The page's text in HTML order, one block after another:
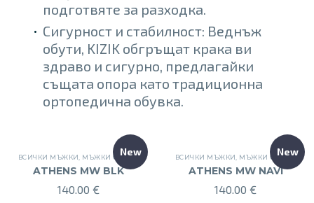
подготвяте за разходка.
Сигурност и стабилност: Веднъж
обути, KIZIK обгръщат крака ви
здраво и сигурно, предлагайки
същата опора като традиционна
ортопедична обувка.
New
ВСИЧКИ МЪЖКИ, МЪЖКИ ОБУВКИ МЪЖКИ СПОРТНИ ОБУВКИ,НОВИ МЪЖКИ
ATHENS MW BLK
140.00 €
New
ВСИЧКИ МЪЖКИ, МЪЖКИ ОБУВКИ
ATHENS MW NAVI
140.00 €